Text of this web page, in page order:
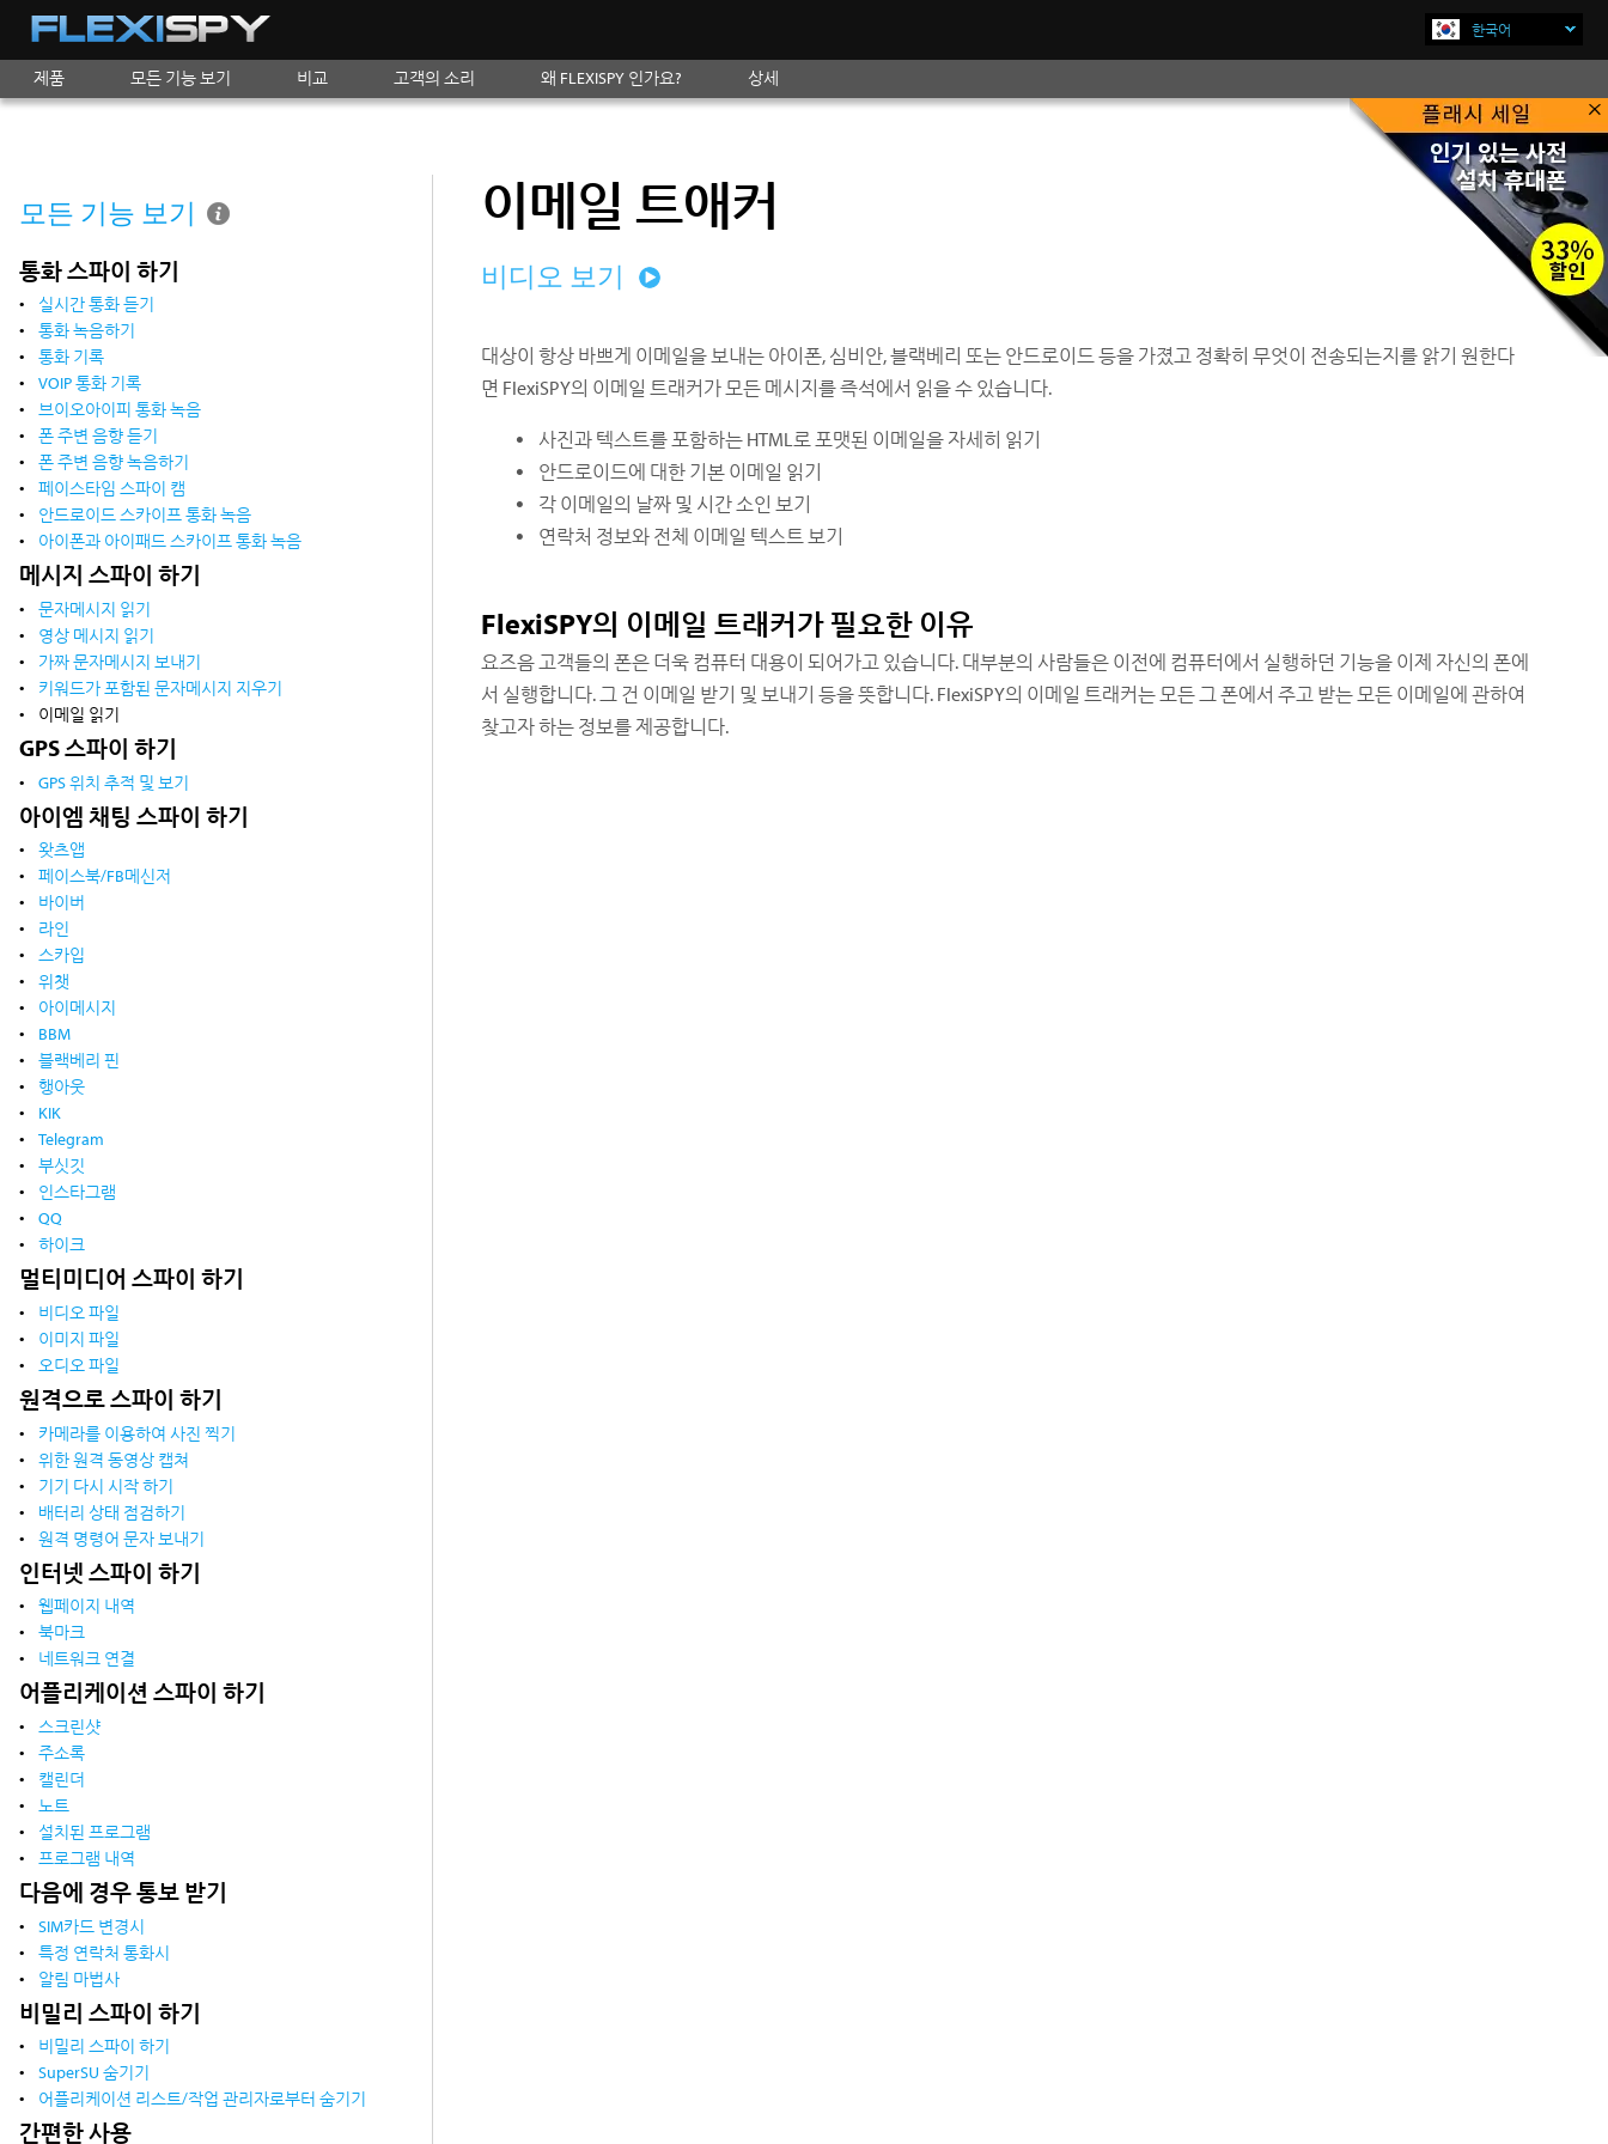
한국어
지금 구매하기
제품 모든 기능 보기 비교 고객의 소리 왜 FLEXISPY 인가요? 상세
×
모든 기능 보기
통화 스파이 하기
실시간 통화 듣기
통화 녹음하기
통화 기록
VOIP 통화 기록
브이오아이피 통화 녹음
폰 주변 음향 듣기
폰 주변 음향 녹음하기
페이스타임 스파이 캠
안드로이드 스카이프 통화 녹음
아이폰과 아이패드 스카이프 통화 녹음
메시지 스파이 하기
문자메시지 읽기
영상 메시지 읽기
가짜 문자메시지 보내기
키워드가 포함된 문자메시지 지우기
이메일 읽기
GPS 스파이 하기
GPS 위치 추적 및 보기
아이엠 채팅 스파이 하기
왓츠앱
페이스북/FB메신저
바이버
라인
스카입
위챗
아이메시지
BBM
블랙베리 핀
행아웃
KIK
Telegram
부싯깃
인스타그램
QQ
하이크
멀티미디어 스파이 하기
비디오 파일
이미지 파일
오디오 파일
원격으로 스파이 하기
카메라를 이용하여 사진찍기
위한 원격 동영상 캡쳐
기기 다시 시작 하기
배터리 상태 점검하기
원격 명령어 문자 보내기
인터넷 스파이 하기
웹페이지 내역
북마크
네트워크 연결
어플리케이션 스파이 하기
스크린샷
주소록
캘린더
노트
설치된 프로그램
프로그램 내역
다음에 경우 통보 받기
SIM카드 변경시
특정 연락처 통화시
알림 마법사
비밀리 스파이 하기
비밀리 스파이 하기
SuperSU 숨기기
어플리케이션 리스트/작업 관리자로부터 숨기기
간편한 사용
이메일 트애커
비디오 보기
대상이 항상 바쁘게 이메일을 보내는 아이폰, 심비안, 블랙베리 또는 안드로이드 등을 가졌고 정확히 무엇이 전송되는지를 앍기 원한다
면 FlexiSPY의 이메일 트래커가 모든 메시지를 즉석에서 읽을 수 있습니다.
사진과 텍스트를 포함하는 HTML로 포맷된 이메일을 자세히 읽기
안드로이드에 대한 기본 이메일 읽기
각 이메일의 날짜 및 시간 소인 보기
연락처 정보와 전체 이메일 텍스트 보기
FlexiSPY의 이메일 트래커가 필요한 이유
요즈음 고객들의 폰은 더욱 컴퓨터 대용이 되어가고 있습니다. 대부분의 사람들은 이전에 컴퓨터에서 실행하던 기능을 이제 자신의 폰에
서 실행합니다. 그 건 이메일 받기 및 보내기 등을 뜻합니다. FlexiSPY의 이메일 트래커는 모든 그 폰에서 주고 받는 모든 이메일에 관하여
찾고자 하는 정보를 제공합니다.